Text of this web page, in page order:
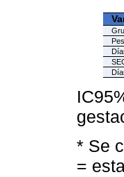
* Se
=